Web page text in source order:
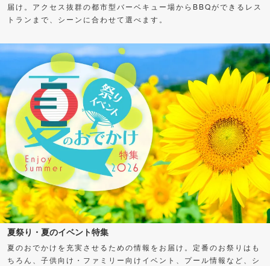
届け。アクセス抜群の都市型バーベキュー場からBBQができるレス
トランまで、シーンに合わせて選べます。
夏祭り・夏のイベント特集
夏のおでかけを充実させるための情報をお届け。定番のお祭りはも
ちろん、子供向け・ファミリー向けイベント、プール情報など、シ